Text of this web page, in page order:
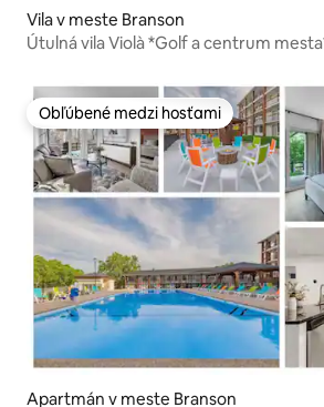
Vila v meste Branson
Útulná vila Violà *Golf a centrum
Obľúbené medzi hosťami
Obľúbené medzi hosťami
Apartmán v meste Branson